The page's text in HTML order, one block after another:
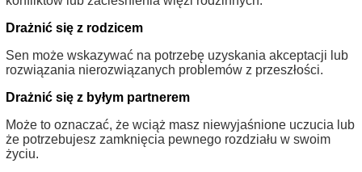
Drażnić się z rodzicem
Sen może wskazywać na potrzebę uzyskania akceptacji lub
rozwiązania nierozwiązanych problemów z przeszłości.
Drażnić się z byłym partnerem
Może to oznaczać, że wciąż masz niewyjaśnione uczucia lub
że potrzebujesz zamknięcia pewnego rozdziału w swoim
życiu.